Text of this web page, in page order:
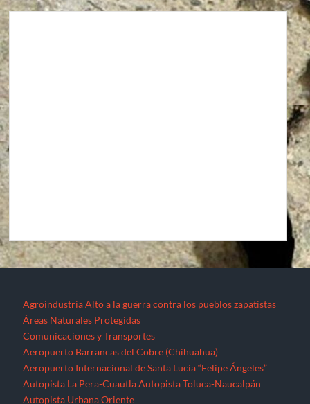
Agroindustria Alto a la guerra contra los pueblos zapatistas
Áreas Naturales Protegidas
Comunicaciones y Transportes
Aeropuerto Barrancas del Cobre (Chihuahua)
Aeropuerto Internacional de Santa Lucía “Felipe Ángeles”
Autopista La Pera-Cuautla Autopista Toluca-Naucalpán
Autopista Urbana Oriente